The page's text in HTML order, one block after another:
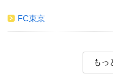
FC東京
もっ